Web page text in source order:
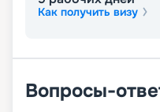
этого на борту
бар ресторан у
массажный салон;
фитнес-центр с
Как получить визу
Вопросы-